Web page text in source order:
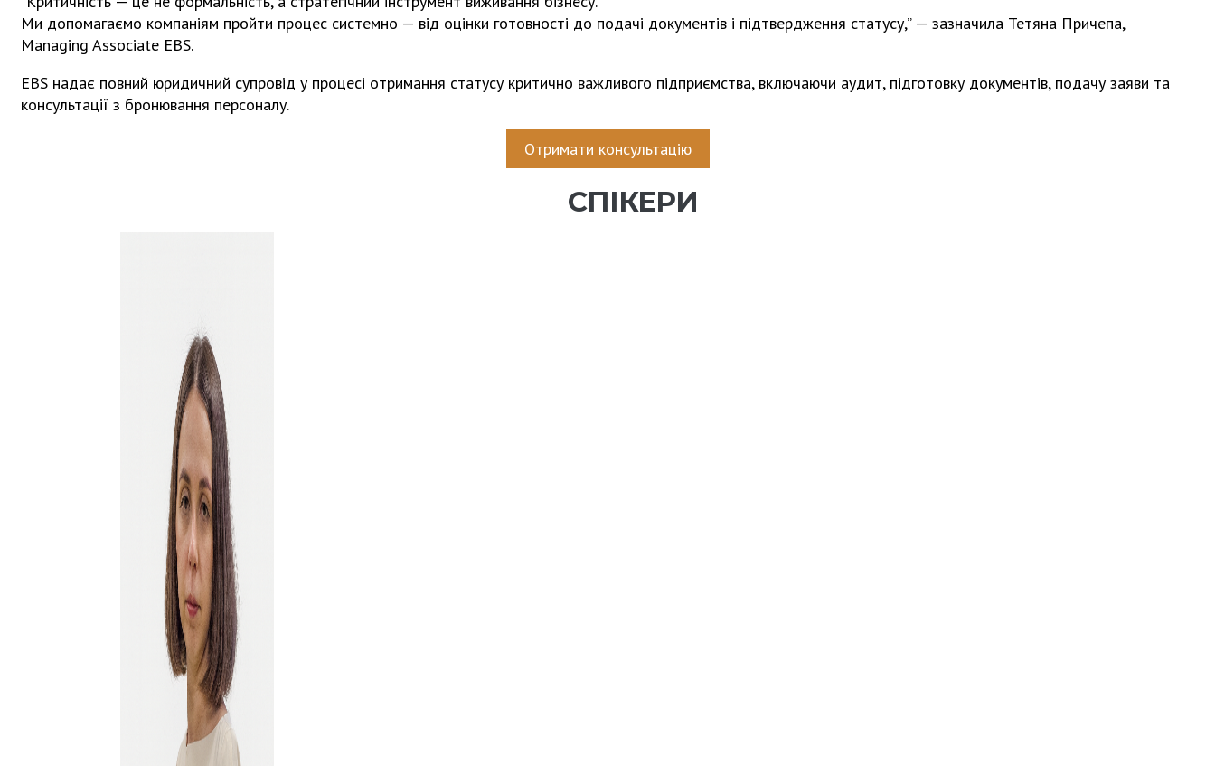
Ми допомагаємо компаніям пройти процес системно — від оцінки готовності до подачі документів і підтвердження статусу,” — зазначила Тетяна Причепа,
Managing Associate EBS.
EBS надає повний юридичний супровід у процесі отримання статусу критично важливого підприємства, включаючи аудит, підготовку документів, подачу заяви та
консультації з бронювання персоналу.
Отримати консультацію
СПІКЕРИ